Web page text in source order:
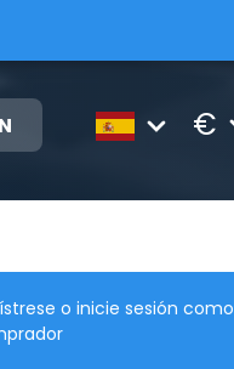
€
o inicie sesión como